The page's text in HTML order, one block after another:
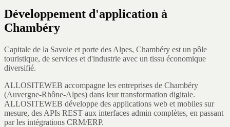
Développement d'application à
Chambéry
Capitale de la Savoie et porte des Alpes, Chambéry est un pôle
touristique, de services et d'industrie avec un tissu économique
diversifié.
ALLOSITEWEB accompagne les entreprises de Chambéry
(Auvergne-Rhône-Alpes) dans leur transformation digitale.
ALLOSITEWEB développe des applications web et mobiles sur
mesure, des APIs REST aux interfaces admin complètes, en passant
par les intégrations CRM/ERP.